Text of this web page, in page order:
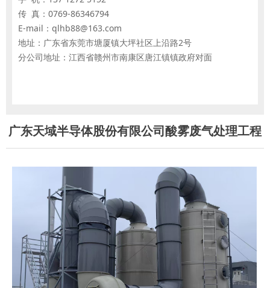
广东天域半导体股份有限公司酸雾废气处理工程
传 真：0769-86346794
E-mail：qlhb88@163.com
地址：广东省东莞市塘厦镇大坪社区上沿路2号
分公司地址：江西省赣州市南康区唐江镇镇政府对面